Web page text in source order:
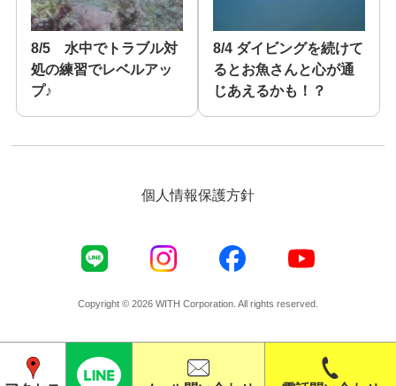
8/5 水中でトラブル対
処の練習でレベルアッ
プ♪
8/4 ダイビングを続けて
るとお魚さんと心が通
じあえるかも！？
個人情報保護方針
Copyright © 2026 WITH Corporation. All rights reserved.